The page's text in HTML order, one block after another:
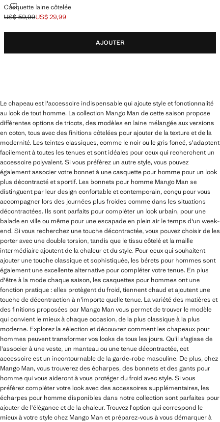
Casquette laine côtelée
CASQUETTE LAINE CÔTELÉE
Prix initial barré [US$ 59,99 ]
US$ 59,99
Prix actuel [US$ 29,99 ]
US$ 29,99
AJOUTER
Le chapeau est l'accessoire indispensable qui ajoute style et fonctionnalité
au look de tout homme. La collection Mango Man de cette saison propose
différentes options de tricots, des modèles en laine mélangée aux versions
en coton, tous avec des finitions côtelées pour ajouter de la texture et de la
modernité. Les teintes classiques, comme le noir ou le gris foncé, s'adaptent
facilement à toutes les tenues et sont idéales pour ceux qui recherchent un
accessoire polyvalent. Si vous préférez un autre style, vous pouvez
également associer votre bonnet à une casquette pour homme pour un look
plus décontracté et sportif. Les bonnets pour homme Mango Man se
distinguent par leur design confortable et contemporain, conçu pour vous
accompagner lors des journées plus froides comme dans les situations
décontractées. Ils sont parfaits pour compléter un look urbain, pour une
balade en ville ou même pour une escapade en plein air le temps d'un week-
end. Si vous recherchez une touche décontractée, vous pouvez choisir de les
porter avec une double torsion, tandis que le tissu côtelé et la maille
intermédiaire ajoutent de la chaleur et du style. Pour ceux qui souhaitent
ajouter une touche classique et sophistiquée, les bérets pour hommes sont
également une excellente alternative pour compléter votre tenue. En plus
d'être à la mode chaque saison, les casquettes pour hommes ont une
fonction pratique : elles protègent du froid, tiennent chaud et ajoutent une
touche de décontraction à n'importe quelle tenue. La variété des matières et
des finitions proposées par Mango Man vous permet de trouver le modèle
qui convient le mieux à chaque occasion, de la plus classique à la plus
moderne. Explorez la sélection et découvrez comment les chapeaux pour
hommes peuvent transformer vos looks de tous les jours. Qu'il s'agisse de
l'associer à une veste, un manteau ou une tenue décontractée, cet
accessoire est un incontournable de la garde-robe masculine. De plus, chez
Mango Man, vous trouverez des écharpes, des bonnets et des gants pour
homme qui vous aideront à vous protéger du froid avec style. Si vous
préférez compléter votre look avec des accessoires supplémentaires, les
écharpes pour homme disponibles dans notre collection sont parfaites pour
ajouter de l'élégance et de la chaleur. Trouvez l'option qui correspond le
mieux à votre style chez Mango Man et préparez-vous à vous démarquer à